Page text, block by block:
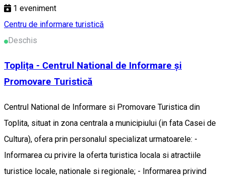
1 eveniment
Centru de informare turistică
Deschis
Toplița - Centrul National de Informare și
Promovare Turistică
Centrul National de Informare si Promovare Turistica din
Toplita, situat in zona centrala a municipiului (in fata Casei de
Cultura), ofera prin personalul specializat urmatoarele: -
Informarea cu privire la oferta turistica locala si atractiile
turistice locale, nationale si regionale; - Informarea privind